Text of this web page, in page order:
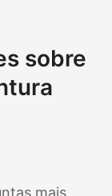
sobre
mais